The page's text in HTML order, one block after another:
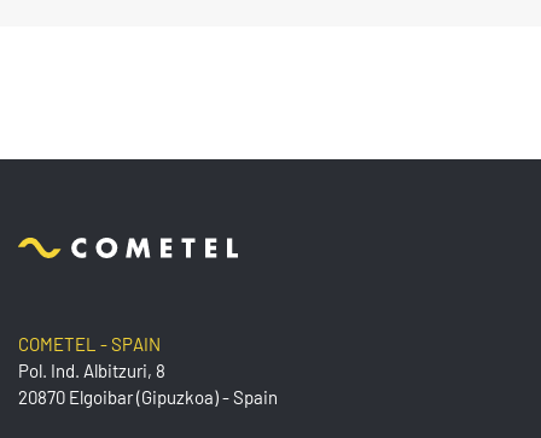
COMETEL - SPAIN
Pol. Ind. Albitzuri, 8
20870 Elgoibar (Gipuzkoa) - Spain